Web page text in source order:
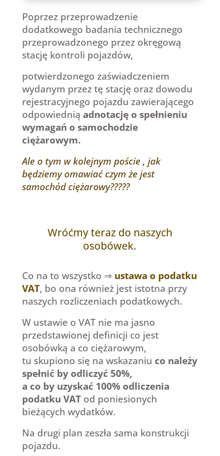
Poprzez przeprowadzenie
dodatkowego badania technicznego
przeprowadzonego przez okręgową
stację kontroli pojazdów,
potwierdzonego zaświadczeniem
wydanym przez tę stację oraz dowodu
rejestracyjnego pojazdu zawierającego
odpowiednią adnotację o spełnieniu
wymagań o samochodzie
ciężarowym.
Ale o tym w kolejnym poście , jak
będziemy omawiać czym że jest
samochód ciężarowy?????
Wróćmy teraz do naszych
osobówek.
Co na to wszystko ⇒ ustawa o podatku
VAT, bo ona również jest istotna przy
naszych rozliczeniach podatkowych.
W ustawie o VAT nie ma jasno
przedstawionej definicji co jest
osobówką a co ciężarowym,
tu skupiono się na wskazaniu co należy
spełnić by odliczyć 50%,
a co by uzyskać 100% odliczenia
podatku VATod poniesionych
bieżących wydatków.
Na drugi plan zeszła sama konstrukcji
pojazdu.